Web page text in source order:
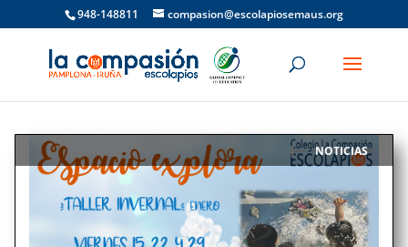
948-148811 compasion@escolapiosemaus.org
| NOTICIAS